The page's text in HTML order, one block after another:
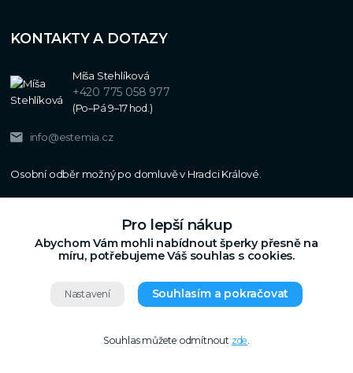
KONTAKTY A DOTAZY
Míša Stehlíková
+420 775 058 977
(Po–Pá 9–17 hod.)
info@estemia.cz
Pro lepší nákup
Abychom Vám mohli nabídnout šperky přesně na
míru, potřebujeme Váš souhlas s cookies.
Nastavení Souhlasím a pokračovat
Souhlas můžete odmítnout zde.